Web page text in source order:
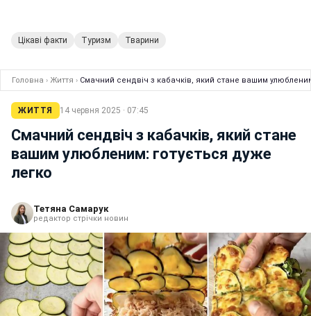
Цікаві факти Туризм Тварини
Головна › Життя › Смачний сендвіч з кабачків, який стане вашим
ЖИТТЯ 14 червня 2025 · 07:45
Смачний сендвіч з кабачків, який стане
вашим улюбленим: готується дуже
легко
Тетяна Самарук
редактор стрічки новин